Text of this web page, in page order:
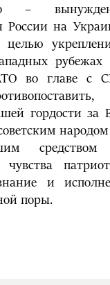
–
России на
рубежах
во главе с
гордости за
народом
средством
чувства
и
поры.